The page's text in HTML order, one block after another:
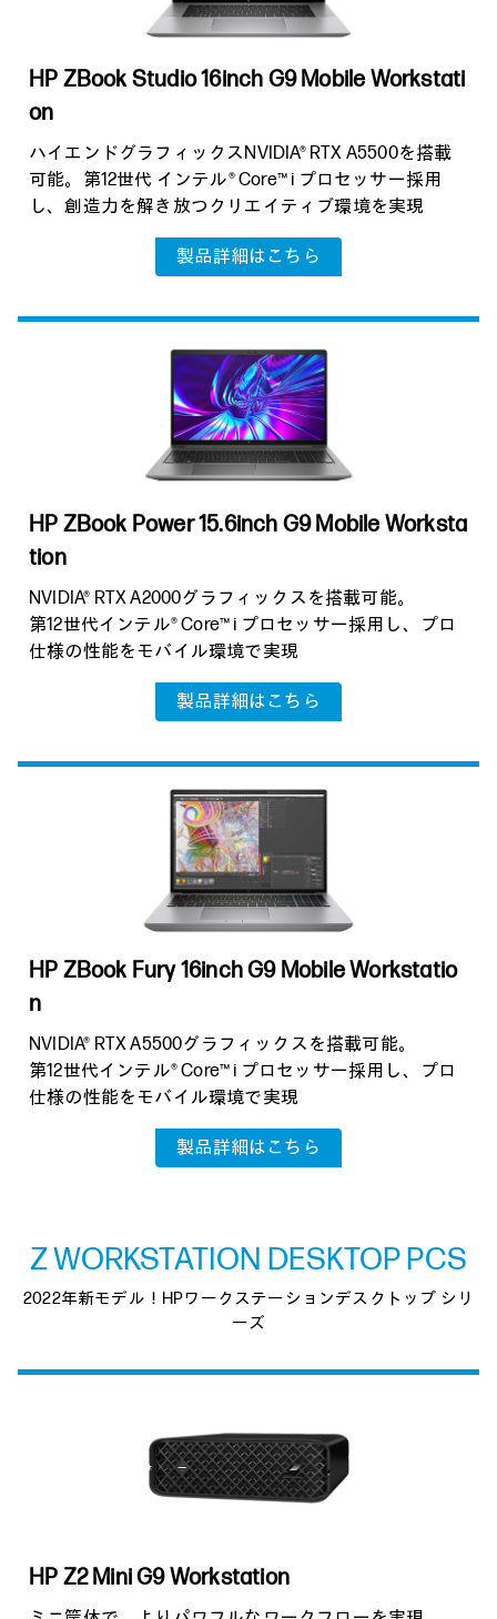
HP ZBook Studio 16inch G9 MobileWorkstati
on
ハイエンドグラフィックスNVIDIA® RTX A5500を搭載
可能。第12世代 インテル® Core™ i プロセッサー採用
し、創造力を解き放つクリエイティブ環境を実現
製品詳細はこちら
HP ZBook Power 15.6inch G9Mobile Worksta
tion
NVIDIA® RTX A2000グラフィックスを搭載可能。
第12世代インテル® Core™ i プロセッサー採用し、プロ
仕様の性能をモバイル環境で実現
製品詳細はこちら
HP ZBook Fury 16inch G9 MobileWorkstatio
n
NVIDIA® RTX A5500グラフィックスを搭載可能。
第12世代インテル® Core™ i プロセッサー採用し、プロ
仕様の性能をモバイル環境で実現
製品詳細はこちら
Z WORKSTATION DESKTOP PCS
2022年新モデル！HPワークステーションデスクトップ シリ
ーズ
HP Z2 Mini G9 Workstation